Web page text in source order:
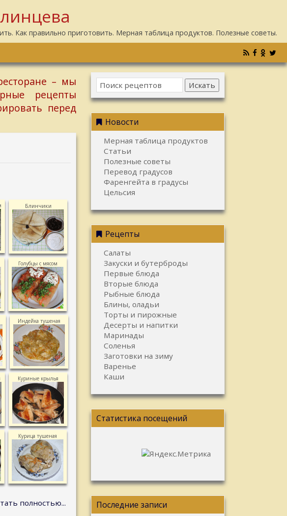
Как правильно приготовить. Мерная таблица продуктов. Полезные советы.
– мы
рецепты
перед
Блинчики
Голубцы с мясом
Индейка тушеная
Куриные крылья
Курица тушеная
полностью...
Искать
Новости
Мерная таблица продуктов
Статьи
Полезные советы
Перевод градусов
Фаренгейта в градусы
Цельсия
Рецепты
Салаты
Закуски и бутерброды
Первые блюда
Вторые блюда
Рыбные блюда
Блины, оладьи
Торты и пирожные
Десерты и напитки
Маринады
Соленья
Заготовки на зиму
Варенье
Каши
Статистика посещений
Последние записи